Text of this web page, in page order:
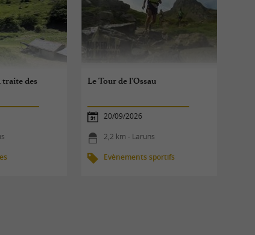
traite des
Le Tour de l'Ossau
20/09/2026
2,2 km - Laruns
Evènements sportifs